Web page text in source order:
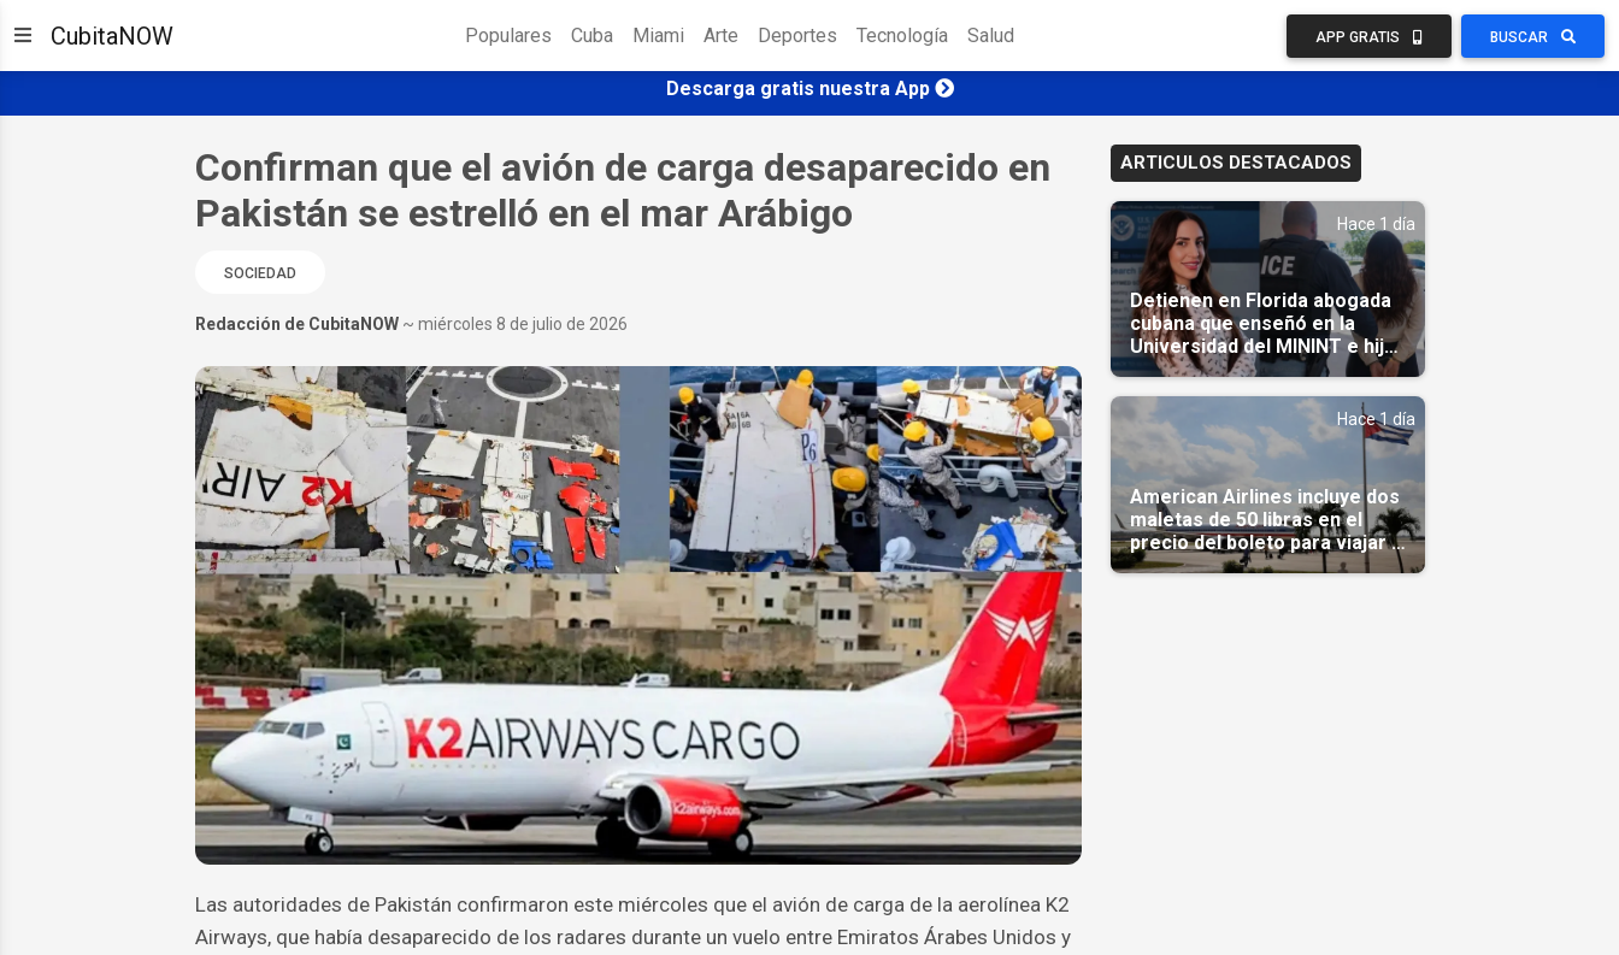
CubitaNOW Populares Cuba Miami Arte Deportes Tecnología Salud APP GRATIS BUSCAR
Descarga gratis nuestra App
Confirman que el avión de carga desaparecido en
Pakistán se estrelló en el mar Arábigo
SOCIEDAD
Redacción de CubitaNOW ~ miércoles 8 de julio de 2026
Las autoridades de Pakistán confirmaron este miércoles que el avión de carga de la aerolínea K2
Airways, que había desaparecido de los radares durante un vuelo entre Emiratos Árabes Unidos y
ARTICULOS DESTACADOS
Hace 1 día
Detienen en Florida abogada
cubana que enseñó en la
Universidad del MININT e hija
de diplomático cubano
Hace 1 día
American Airlines incluye dos
maletas de 50 libras en el
precio del boleto para viajar a
Cuba en agosto